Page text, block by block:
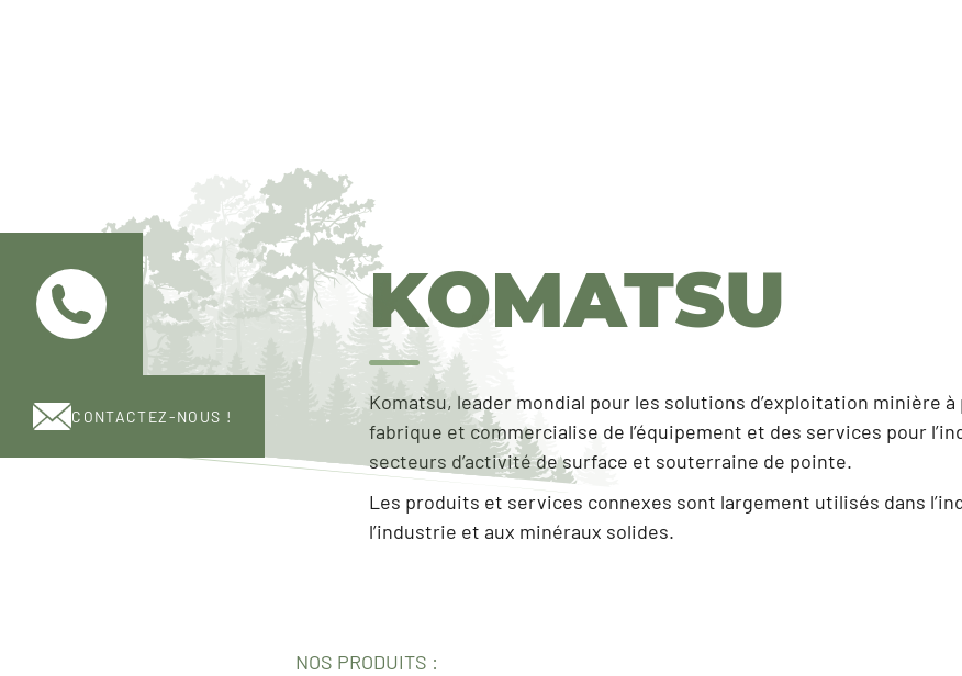
KOMATSU
Komatsu, leader mondial pour les solutions d’exploitation minière
fabrique et commercialise de l’équipement et des services pour
secteurs d’activité de surface et souterraine de pointe.
Les produits et services connexes sont largement utilisés dans
l’industrie et aux minéraux solides.
CONTACTEZ-NOUS !
NOS PRODUITS :